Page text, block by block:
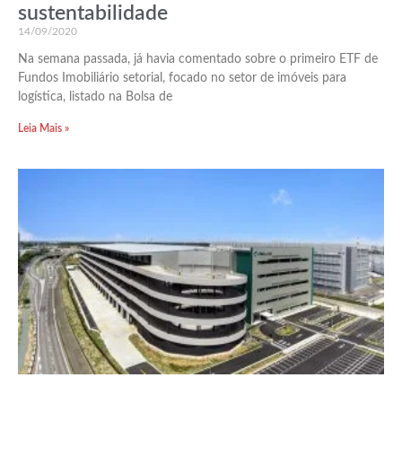
sustentabilidade
14/09/2020
Na semana passada, já havia comentado sobre o primeiro ETF de
Fundos Imobiliário setorial, focado no setor de imóveis para
logística, listado na Bolsa de
Leia Mais »